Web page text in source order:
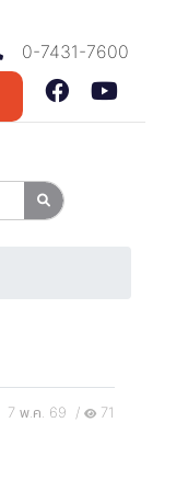
0-7431-7600
7 พ.ค. 69 / 71